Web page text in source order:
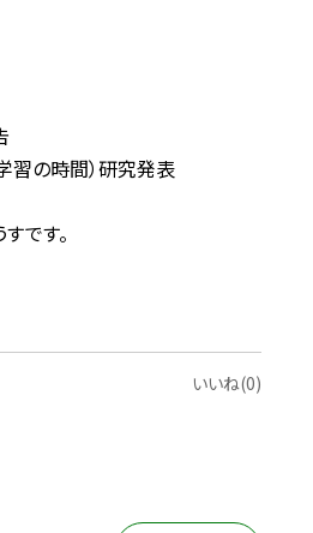
習の時間）研究発表
です。
いいね(0)